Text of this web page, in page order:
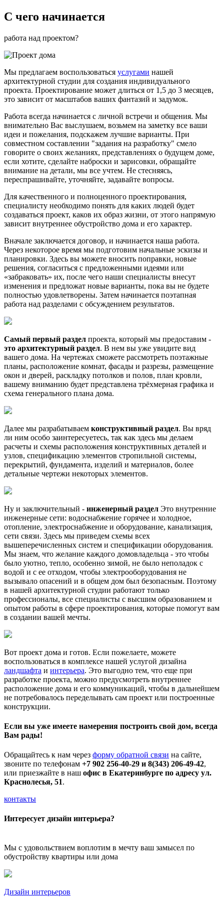
C чего начинается
работа над проектом?
Мы предлагаем воспользоваться услугами нашей
архитектурной студии для создания индивидуального
проекта. Проектирование может длиться от 1,5 до 3 месяцев,
это зависит от масштабов ваших фантазий и задумок.
Работа всегда начинается с личной встречи и общения. Мы
внимательно Вас выслушаем, возьмем на заметку все ваши
идеи и пожелания, подскажем лучшие варианты. При
совместном составлении "задания на разработку" смело
говорите о своих желаниях, представлениях о будущем доме,
если хотите, сделайте наброски и зарисовки, обращайте
внимание на детали, мы все учтем. Не стесняясь,
переспрашивайте, уточняйте, задавайте вопросы.
Для качественного и полноценного проектирования,
специалисту необходимо понять для каких людей будет
создаваться проект, каков их образ жизни, от этого напрямую
зависит внутреннее обустройство дома и его характер.
Вначале заключается договор, и начинается наша работа.
Через некоторое время мы подготовим начальные эскизы и
планировки. Здесь вы можете вносить поправки, новые
решения, согласиться с предложенными идеями или
«забраковать» их, после чего наши специалисты внесут
изменения и предложат новые варианты, пока вы не будете
полностью удовлетворены. Затем начинается поэтапная
работа над разделами с обсуждением результатов.
Самый первый раздел проекта, который мы предоставим -
это архитектурный раздел. В нем вы уже увидите вид
вашего дома. На чертежах сможете рассмотреть поэтажные
планы, расположение комнат, фасады и разрезы, размещение
окон и дверей, раскладку потолков и полов, план кровли,
вашему вниманию будет представлена трёхмерная графика и
схема генерального плана дома.
Далее мы разрабатываем конструктивный раздел. Вы вряд
ли ним особо заинтересуетесь, так как здесь мы делаем
расчеты и схемы расположения конструктивных деталей и
узлов, спецификацию элементов стропильной системы,
перекрытий, фундамента, изделий и материалов, более
детальные чертежи некоторых элементов.
Ну и заключительный - инженерный раздел Это внутренние
инженерные сети: водоснабжение горячее и холодное,
отопление, электроснабжение и оборудование, канализация,
сети связи. Здесь мы приведем схемы всех
вышеперечисленных систем и спецификации оборудования.
Мы знаем, что желание каждого домовладельца - это чтобы
было уютно, тепло, особенно зимой, не было неполадок с
водой и с ее отходом, чтобы электрооборудования не
вызывало опасений и в общем дом был безопасным. Поэтому
в нашей архитектурной студии работают только
профессионалы, все специалисты с высшим образованием и
опытом работы в сфере проектирования, которые помогут вам
в создании вашей мечты.
Вот проект дома и готов. Если пожелаете, можете
воспользоваться в комплексе нашей услугой дизайна
ландшафта и интерьера. Это выгодно тем, что еще при
разработке проекта, можно предусмотреть внутреннее
расположение дома и его коммуникаций, чтобы в дальнейшем
не потребовалось переделывать сам проект или построенные
конструкции.
Если вы уже имеете намерения построить свой дом, всегда
Вам рады!
Обращайтесь к нам через форму обратной связи на сайте,
звоните по телефонам +7 902 256-40-29 и 8(343) 206-49-42,
или приезжайте в наш офис в Екатеринбурге по адресу ул.
Краснолесья, 51.
контакты
Интересует дизайн интерьера?
Мы с удовольствием воплотим в мечту ваш замысел по
обустройству квартиры или дома
Дизайн интерьеров